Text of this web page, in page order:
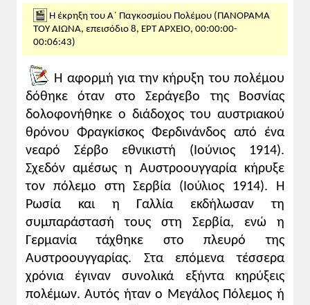
επέκταση της οικονομίας, αυτή η ρητορεία
θα ήταν [... ] ασήμαντη [...].
E.J. Hobsbawm,Η εποχή των
αυτοκρατοριών, 1875-1914 , α' ανατύπωση,
μτφρ. Κ. Σκλαβενίτη,
Μορφωτικό Ίδρυμα Εθνικής Τραπέζης,
Αθήνα 2002, σ. 488-489.
Η έκρηξη του Α΄ Παγκοσμίου Πολέμου (ΠΑΝΟΡΑΜΑ
ΤΟΥ ΑΙΩΝΑ, επεισόδιο 8, ΕΡΤ ΑΡΧΕΙΟ, 00:00:00-
00:06:43)
Η αφορμή για την κήρυξη του πολέμου
δόθηκε όταν στο Σεράγεβο της Βοσνίας
δολοφονήθηκε ο διάδοχος του αυστριακού
θρόνου Φραγκίσκος Φερδινάνδος από ένα
νεαρό Σέρβο εθνικιστή (Ιούνιος 1914).
Σχεδόν αμέσως η Αυστροουγγαρία κήρυξε
τον πόλεμο στη Σερβία (Ιούλιος 1914). Η
Ρωσία και η Γαλλία εκδήλωσαν τη
συμπαράστασή τους στη Σερβία, ενώ η
Γερμανία τάχθηκε στο πλευρό της
Αυστροουγγαρίας. Στα επόμενα τέσσερα
χρόνια έγιναν συνολικά εξήντα κηρύξεις
πολέμων. Αυτός ήταν ο Μεγάλος Πόλεμος ή